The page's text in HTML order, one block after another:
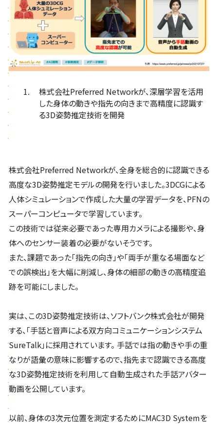
株式会社Preferred Networkが、深層学習を活用
した身体の動きや指先の向きまで高精度に認識す
る3D姿勢推定技術を開発
株式会社Preferred Networkが、全身を総合的に認識できる
高度な3D姿勢推定モデルの開発を行いました。3DCGによる
人体シミュレーションで作成した大量の学習データを、PFNの
スーパーコンピュータで学習しています。
この技術では従来必要であった専用カメラによる撮影や、身
体へのセンサー装着の必要がないそうです。
また、課題であった「指先の向き」や「両手が重なる場面など
での誤検出」を大幅に削減し、身体の細部の動きの高精度追
跡を可能にしました。
実は、この3D姿勢推定技術は、ソフトバンク株式会社が開発
する、「手話と音声による双方向コミュニケーションシステム
SureTalk」に採用されています。 手話では指の動きや手の重
なりが語彙の意味に影響するので、指先まで認識できる高度
な3D姿勢推定技術を利用して自動生成された手話アバター
動画を公開しています。
以前、身体の3次元位置を測定するためにMAC3D Systemを